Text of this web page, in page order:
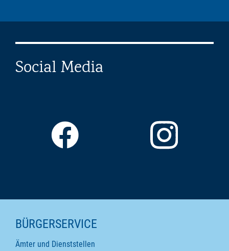
Social Media
SEITENINHALTE
BÜRGERSERVICE
Ämter und Dienststellen